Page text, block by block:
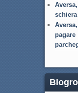
schiera
pagare
Blogroll